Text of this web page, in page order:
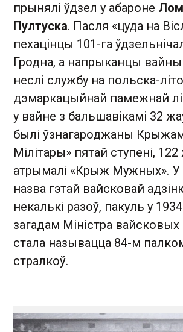
прынялі ўдзел у абароне
Пултуска. Пасля «цуда на
пехацінцы 101-га
Гродна, а напрыканцы
неслі службу на польска-
дэмаркацыйнай памежнай
у вайне з бальшавікамі 32
былі ўзнагароджаны Крыжам
Мілітары» пятай ступені,
атрымалі «Крыж Мужных». У
назва гэтай вайсковай
некалькі разоў, пакуль у
загадам Міністра вайсковых
стала называцца 84-м
стралкоў.